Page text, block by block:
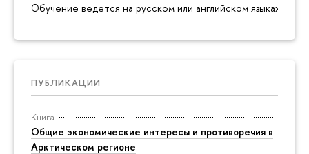
Обучение ведется на русском или английском языках
ПУБЛИКАЦИИ
Книга
Общие экономические интересы и противоречия в
Арктическом регионе